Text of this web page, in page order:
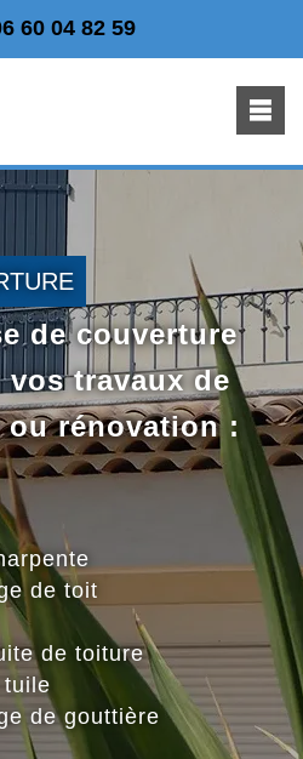
60 04 82 59
de couverture
travaux de
rénovation :
de toit
de toiture
tuile
de gouttière